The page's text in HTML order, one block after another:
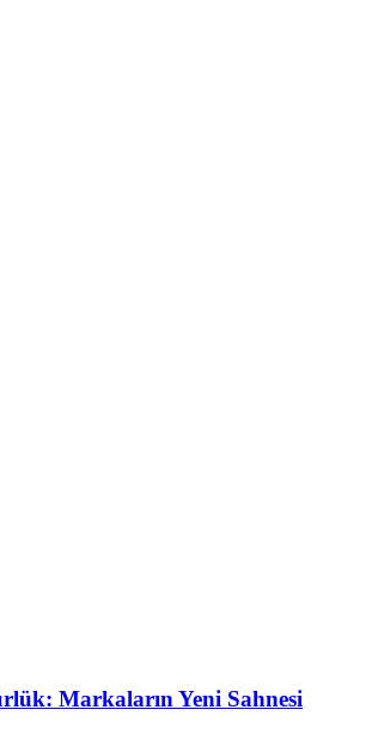
Markaların Yeni Sahnesi